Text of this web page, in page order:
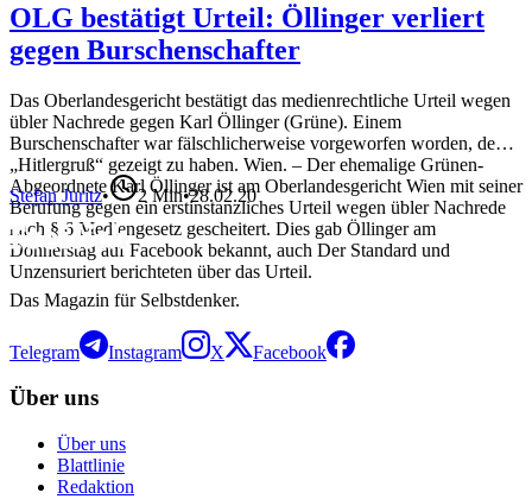
OLG bestätigt Urteil: Öllinger verliert
gegen Burschenschafter
Das Oberlandesgericht bestätigt das medienrechtliche Urteil wegen
übler Nachrede gegen Karl Öllinger (Grüne). Einem
Burschenschafter war fälschlicherweise vorgeworfen worden, den
„Hitlergruß“ gezeigt zu haben. Wien. – Der ehemalige Grünen-
Abgeordnete Karl Öllinger ist am Oberlandesgericht Wien mit seiner
Berufung gegen ein erstinstanzliches Urteil wegen übler Nachrede
nach § 6 Mediengesetz gescheitert. Dies gab Öllinger am
Donnerstag auf Facebook bekannt, auch Der Standard und
Unzensuriert berichteten über das Urteil.
Stefan Juritz• 2Min•28.02.20
Das Magazin für Selbstdenker.
Telegram Instagram X Facebook
Über uns
Über uns
Blattlinie
Redaktion